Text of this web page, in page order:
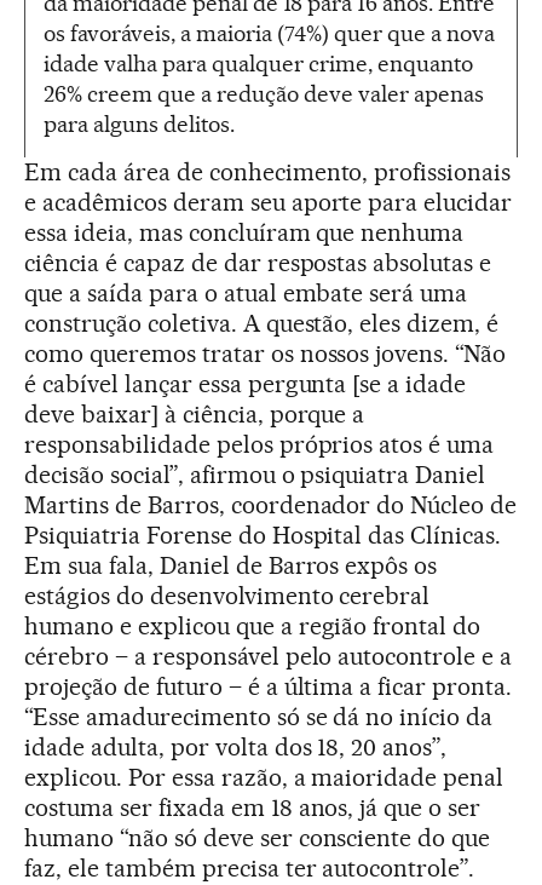
os favoráveis, a maioria (74%) quer que a nova
idade valha para qualquer crime, enquanto
26% creem que a redução deve valer apenas
para alguns delitos.
Em cada área de conhecimento, profissionais
e acadêmicos deram seu aporte para elucidar
essa ideia, mas concluíram que nenhuma
ciência é capaz de dar respostas absolutas e
que a saída para o atual embate será uma
construção coletiva. A questão, eles dizem, é
como queremos tratar os nossos jovens. “Não
é cabível lançar essa pergunta [se a idade
deve baixar] à ciência, porque a
responsabilidade pelos próprios atos é uma
decisão social”, afirmou o psiquiatra Daniel
Martins de Barros, coordenador do Núcleo de
Psiquiatria Forense do Hospital das Clínicas.
Em sua fala, Daniel de Barros expôs os
estágios do desenvolvimento cerebral
humano e explicou que a região frontal do
cérebro – a responsável pelo autocontrole e a
projeção de futuro – é a última a ficar pronta.
“Esse amadurecimento só se dá no início da
idade adulta, por volta dos 18, 20 anos”,
explicou. Por essa razão, a maioridade penal
costuma ser fixada em 18 anos, já que o ser
humano “não só deve ser consciente do que
faz, ele também precisa ter autocontrole”.